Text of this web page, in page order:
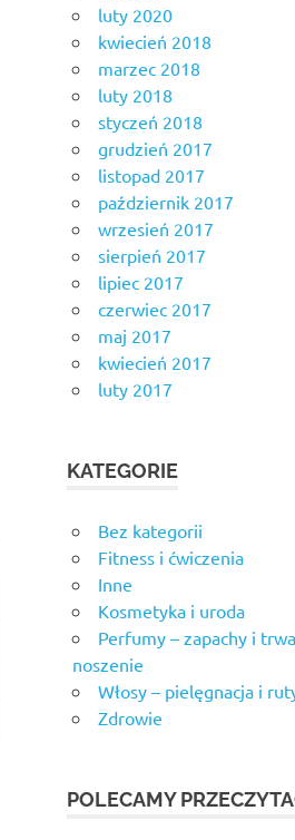
luty 2020
kwiecień 2018
marzec 2018
luty 2018
styczeń 2018
grudzień 2017
listopad 2017
październik 2017
wrzesień 2017
sierpień 2017
lipiec 2017
czerwiec 2017
maj 2017
kwiecień 2017
luty 2017
KATEGORIE
Bez kategorii
Fitness i ćwiczenia
Inne
Kosmetyka i uroda
Perfumy – zapachy i
noszenie
Włosy – pielęgnacja i
Zdrowie
POLECAMY